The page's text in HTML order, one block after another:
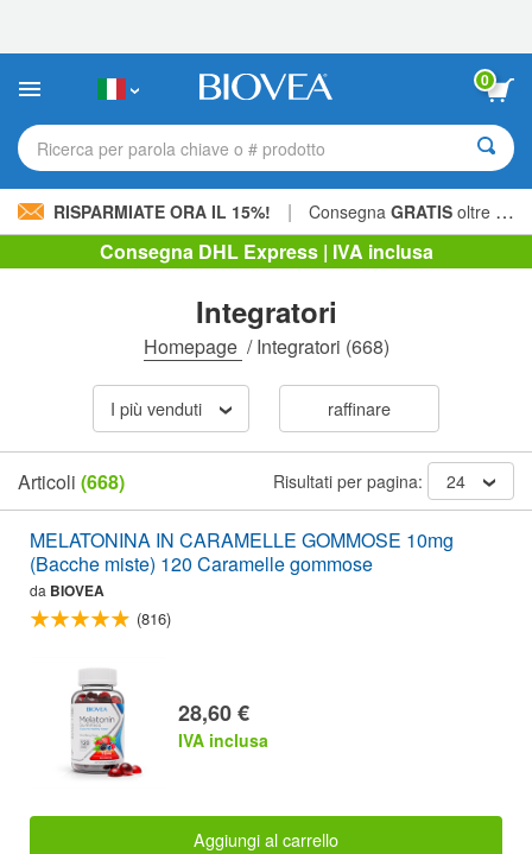
sito
include
sistema
0
Ricerca per parola chiave o # prodotto
RISPARMIATE ORA IL 15%! | Consegna GRATIS oltre 60,00 € »
Consegna DHL Express | IVA inclusa
Integratori
Homepage /Integratori (668)
I più venduti raffinare
Articoli (668) Risultati per pagina: 24
MELATONINA IN CARAMELLE GOMMOSE 10mg
(Bacche miste) 120 Caramelle gommose
da BIOVEA
(816)
28,60 €
IVA inclusa
Aggiungi al carrello